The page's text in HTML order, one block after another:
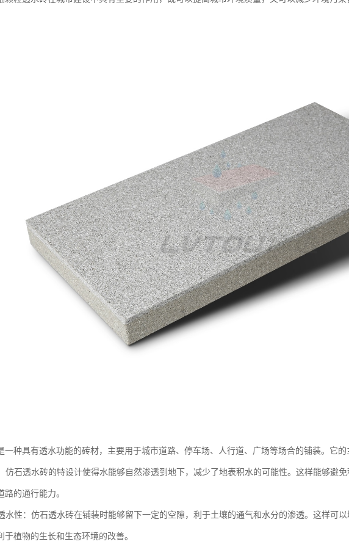
一种具有透水功能的砖材，主要用于城市道路、停车场、人行道、广场等场合的铺装。它的
仿石透水砖的特设计使得水能够自然渗透到地下，减少了地表积水的可能性。这样能够避
路的通行能力。
水性：仿石透水砖在铺装时能够留下一定的空隙，利于土壤的通气和水分的渗透。这样可
于植物的生长和生态环境的改善。